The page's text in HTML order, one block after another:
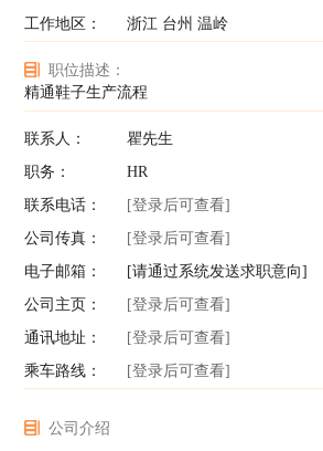
工作地区：
浙江 台州 温岭
职位描述：
精通鞋子生产流程
联系人：
瞿先生
职务：
HR
联系电话：
[登录后可查看]
公司传真：
[登录后可查看]
电子邮箱：
[请通过系统发送求职意向]
公司主页：
[登录后可查看]
通讯地址：
[登录后可查看]
乘车路线：
[登录后可查看]
公司介绍